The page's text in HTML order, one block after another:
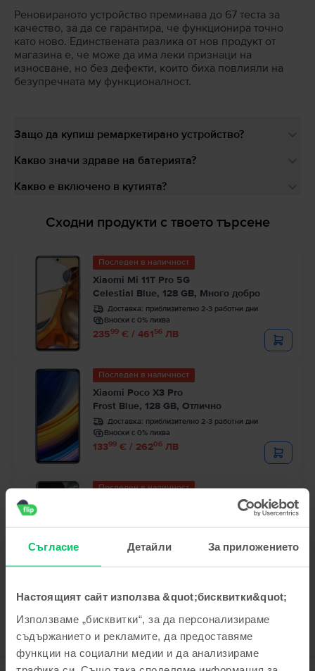
Съгласие Детайли За приложението
Настоящият сайт използва &quot;бисквитки&quot;
Използваме „бисквитки“, за да персонализираме
съдържанието и рекламите, да предоставяме
функции на социални медии и да анализираме
Реновираното устройство преминава до 67 теста за
качество, за да се гарантира, че функционира точно
като ново. Единствената разлика от нов продукт от
магазина е, че може да има леки признаци на
износване, но без дефекти, които биха повлияли на
безупречната му функционалност.
Защо да купиш ремаркетирано устройство?
Какво значи здраве на батерията?
Какво е включено в кутията?
Сходни продукти с твоето търсене
Последен в наличност
Xiaomi Mi 11T Pro 5G
Celestial Blue, 128 GB, Много добро
Доставка: приблизително 2-3 работни дни
Вноски с 0% лихва
23599 € / 46156 ЛВ
Последен в наличност
Xiaomi Poco X3 Pro
Frost Blue, 128 GB, Отлично
Доставка: приблизително 2-3 работни дни
Вноски с 0% лихва
13399 € / 26206 ЛВ
Последен в наличност
Вноски с 0% лихва